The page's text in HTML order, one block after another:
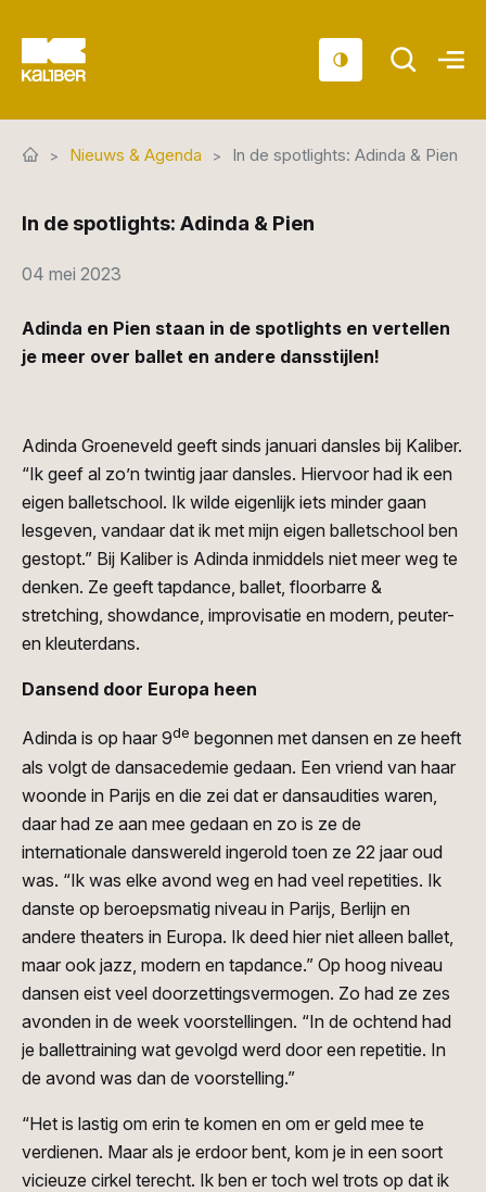
Sociaal domein
Over ons
Nieuws & Agenda
Contact
Nieuws & Agenda In de spotlights: Adinda & Pien
In de spotlights: Adinda & Pien
04 mei 2023
Adinda en Pien staan in de spotlights en vertellen
je meer over ballet en andere dansstijlen!
Adinda Groeneveld geeft sinds januari dansles bij Kaliber.
“Ik geef al zo’n twintig jaar dansles. Hiervoor had ik een
eigen balletschool. Ik wilde eigenlijk iets minder gaan
lesgeven, vandaar dat ik met mijn eigen balletschool ben
gestopt.” Bij Kaliber is Adinda inmiddels niet meer weg te
denken. Ze geeft tapdance, ballet, floorbarre &
stretching, showdance, improvisatie en modern, peuter-
en kleuterdans.
Dansend door Europa heen
Adinda is op haar 9de begonnen met dansen en ze heeft
als volgt de dansacedemie gedaan. Een vriend van haar
woonde in Parijs en die zei dat er dansaudities waren,
daar had ze aan mee gedaan en zo is ze de
internationale danswereld ingerold toen ze 22 jaar oud
was. “Ik was elke avond weg en had veel repetities. Ik
danste op beroepsmatig niveau in Parijs, Berlijn en
andere theaters in Europa. Ik deed hier niet alleen ballet,
maar ook jazz, modern en tapdance.” Op hoog niveau
dansen eist veel doorzettingsvermogen. Zo had ze zes
avonden in de week voorstellingen. “In de ochtend had
je ballettraining wat gevolgd werd door een repetitie. In
de avond was dan de voorstelling.”
“Het is lastig om erin te komen en om er geld mee te
verdienen. Maar als je erdoor bent, kom je in een soort
vicieuze cirkel terecht. Ik ben er toch wel trots op dat ik